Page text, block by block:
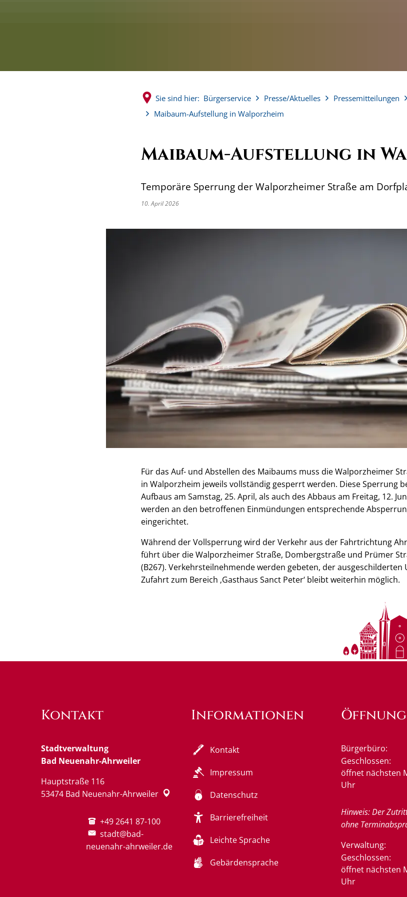
Sie sind hier: Bürgerservice Presse/Aktuelles Pressemitteilungen
Maibaum-Aufstellung in Walporzheim
Maibaum-Aufstellung in
Temporäre Sperrung der Walporzheimer Straße am
10. April 2026
Für das Auf- und Abstellen des Maibaums muss die Walporzheimer
in Walporzheim jeweils vollständig gesperrt werden. Diese Sperrung
Aufbaus am Samstag, 25. April, als auch des Abbaus am Freitag, 12.
werden an den betroffenen Einmündungen entsprechende
eingerichtet.
Während der Vollsperrung wird der Verkehr aus der Fahrtrichtung
führt über die Walporzheimer Straße, Dombergstraße und Prümer
(B267). Verkehrsteilnehmende werden gebeten, der
Zufahrt zum Bereich ‚Gasthaus Sanct Peter‘ bleibt weiterhin möglich.
Kontakt
Stadtverwaltung
Bad Neuenahr-Ahrweiler
Hauptstraße 116
53474 Bad Neuenahr-Ahrweiler
+49 2641 87-100
stadt@bad-
neuenahr-ahrweiler.de
Informationen
Kontakt
Impressum
Datenschutz
Barrierefreiheit
Leichte Sprache
Gebärdensprache
Bürgerbüro:
Klicken, um
Geschlossen:
öffnet nächsten
Uhr
Hinweis: Der
ohne
Verwaltung:
Klicken, um
Geschlossen:
öffnet nächsten
Uhr